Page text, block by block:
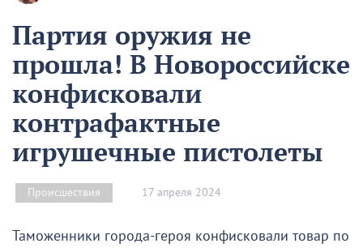
Партия оружия не
прошла! В Новороссийске
конфисковали
контрафактные
игрушечные пистолеты
Происшествия 17 апреля 2024
Таможенники города-героя конфисковали товар по